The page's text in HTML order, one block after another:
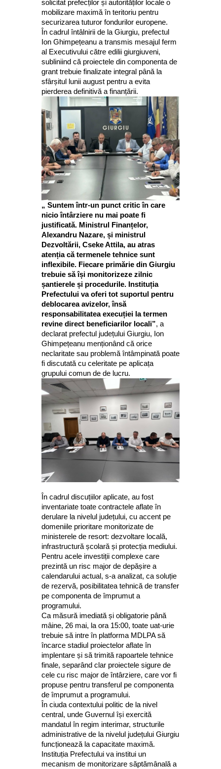
solicitat prefecților și autorităților locale o
mobilizare maximă în teritoriu pentru
securizarea tuturor fondurilor europene.
În cadrul întâlnirii de la Giurgiu, prefectul
Ion Ghimpețeanu a transmis mesajul ferm
al Executivului către edilii giurgiuveni,
subliniind că proiectele din componenta de
grant trebuie finalizate integral până la
sfârșitul lunii august pentru a evita
pierderea definitivă a finanțării.
„ Suntem într-un punct critic în care
nicio întârziere nu mai poate fi
justificată. Ministrul Finanțelor,
Alexandru Nazare, și ministrul
Dezvoltării, Cseke Attila, au atras
atenția că termenele tehnice sunt
inflexibile. Fiecare primărie din Giurgiu
trebuie să își monitorizeze zilnic
șantierele și procedurile. Instituția
Prefectului va oferi tot suportul pentru
deblocarea avizelor, însă
responsabilitatea execuției la termen
revine direct beneficiarilor locali”, a
declarat prefectul județului Giurgiu, Ion
Ghimpețeanu menționând că orice
neclaritate sau problemă întâmpinată poate
fi discutată cu celeritate pe aplicața
grupului comun de de lucru.
În cadrul discuțiilor aplicate, au fost
inventariate toate contractele aflate în
derulare la nivelul județului, cu accent pe
domeniile prioritare monitorizate de
ministerele de resort: dezvoltare locală,
infrastructură școlară și protecția mediului.
Pentru acele investiții complexe care
prezintă un risc major de depășire a
calendarului actual, s-a analizat, ca soluție
de rezervă, posibilitatea tehnică de transfer
pe componenta de împrumut a
programului.
Ca măsură imediată și obligatorie până
mâine, 26 mai, la ora 15:00, toate uat-urie
trebuie să intre în platforma MDLPA să
încarce stadiul proiectelor aflate în
implentare și să trimită rapoartele tehnice
finale, separând clar proiectele sigure de
cele cu risc major de întârziere, care vor fi
propuse pentru transferul pe componenta
de împrumut a programului.
În ciuda contextului politic de la nivel
central, unde Guvernul își exercită
mandatul în regim interimar, structurile
administrative de la nivelul județului Giurgiu
funcționează la capacitate maximă.
Instituția Prefectului va institui un
mecanism de monitorizare săptămânală a